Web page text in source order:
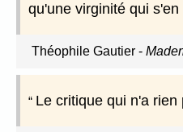
qu'une virginité qui s'en
Théophile Gautier -
Le critique qui n'a